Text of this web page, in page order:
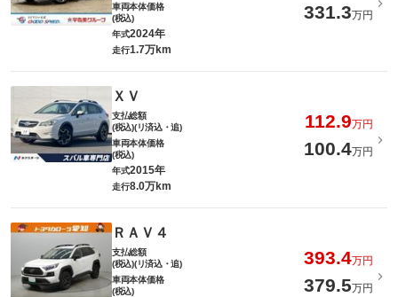
車両本体価格
(税込)
331.3万円
年式2024年
走行1.7万km
ＸＶ
支払総額
(税込)(リ済込・追)
112.9万円
車両本体価格
(税込)
100.4万円
年式2015年
走行8.0万km
ＲＡＶ４
支払総額
(税込)(リ済込・追)
393.4万円
車両本体価格
(税込)
379.5万円